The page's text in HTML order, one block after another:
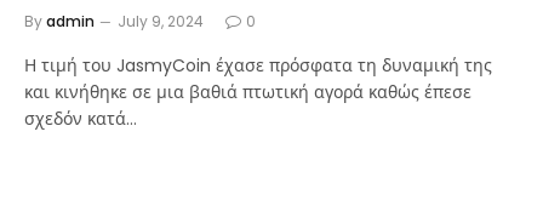
Byadmin July 9, 2024 0
Η τιμή του JasmyCoin έχασε πρόσφατα τη δυναμική της
και κινήθηκε σε μια βαθιά πτωτική αγορά καθώς έπεσε
σχεδόν κατά…